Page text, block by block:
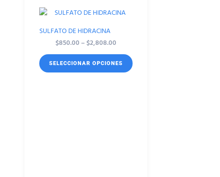
SULFATO DE HIDRACINA
$850.00–$2,808.00
SELECCIONAR OPCIONES